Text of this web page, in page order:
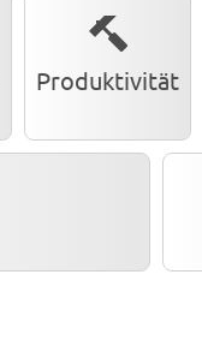
Produktivität